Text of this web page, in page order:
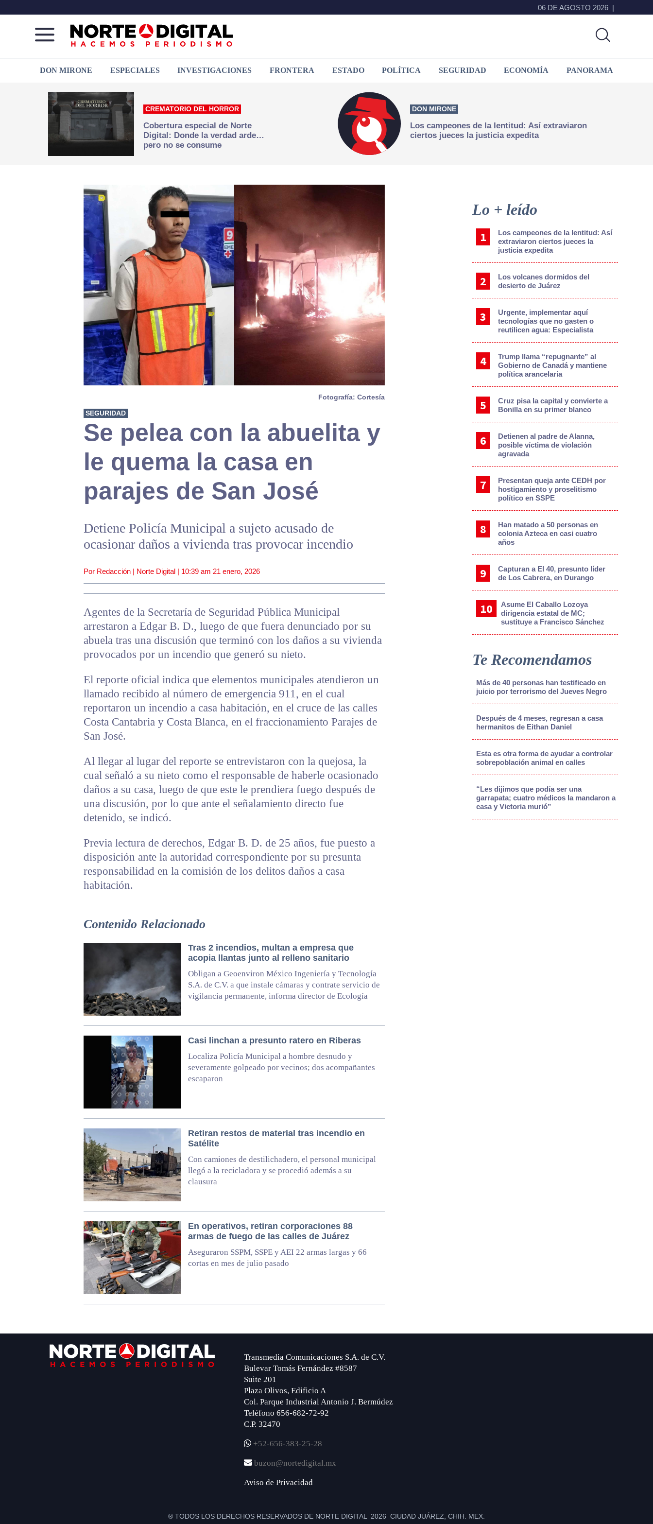
06 DE AGOSTO 2026
de
Juárez
que
hacemos periodismo
DON MIRONE ESPECIALES INVESTIGACIONES FRONTERA ESTADO POLÍTICA SEGURIDAD ECONOMÍA PANORAMA
CREMATORIO DEL HORROR
Cobertura especial de Norte
Digital: Donde la verdad arde…
pero no se consume
DON MIRONE
Los campeones de la lentitud: Así extraviaron
ciertos jueces la justicia expedita
Fotografía: Cortesía
SEGURIDAD
Se pelea con la abuelita y
le quema la casa en
parajes de San José
Detiene Policía Municipal a sujeto acusado de
ocasionar daños a vivienda tras provocar incendio
Por Redacción | Norte Digital | 10:39 am 21 enero, 2026
Agentes de la Secretaría de Seguridad Pública Municipal
arrestaron a Edgar B. D., luego de que fuera denunciado por su
abuela tras una discusión que terminó con los daños a su vivienda
provocados por un incendio que generó su nieto.
El reporte oficial indica que elementos municipales atendieron un
llamado recibido al número de emergencia 911, en el cual
reportaron un incendio a casa habitación, en el cruce de las calles
Costa Cantabria y Costa Blanca, en el fraccionamiento Parajes de
San José.
Al llegar al lugar del reporte se entrevistaron con la quejosa, la
cual señaló a su nieto como el responsable de haberle ocasionado
daños a su casa, luego de que este le prendiera fuego después de
una discusión, por lo que ante el señalamiento directo fue
detenido, se indicó.
Previa lectura de derechos, Edgar B. D. de 25 años, fue puesto a
disposición ante la autoridad correspondiente por su presunta
responsabilidad en la comisión de los delitos daños a casa
habitación.
Contenido Relacionado
Tras 2 incendios, multan a empresa que
acopia llantas junto al relleno sanitario
Obligan a Geoenviron México Ingeniería y Tecnología
S.A. de C.V. a que instale cámaras y contrate servicio de
vigilancia permanente, informa director de Ecología
Casi linchan a presunto ratero en Riberas
Localiza Policía Municipal a hombre desnudo y
severamente golpeado por vecinos; dos acompañantes
escaparon
Retiran restos de material tras incendio en
Satélite
Con camiones de destilichadero, el personal municipal
llegó a la recicladora y se procedió además a su
clausura
En operativos, retiran corporaciones 88
armas de fuego de las calles de Juárez
Aseguraron SSPM, SSPE y AEI 22 armas largas y 66
cortas en mes de julio pasado
Sidebar
Lo + leído
Los campeones de la lentitud: Así
extraviaron ciertos jueces la
justicia expedita
Los volcanes dormidos del
desierto de Juárez
Urgente, implementar aquí
tecnologías que no gasten o
reutilicen agua: Especialista
Trump llama “repugnante” al
Gobierno de Canadá y mantiene
política arancelaria
Cruz pisa la capital y convierte a
Bonilla en su primer blanco
Detienen al padre de Alanna,
posible víctima de violación
agravada
Presentan queja ante CEDH por
hostigamiento y proselitismo
político en SSPE
Han matado a 50 personas en
colonia Azteca en casi cuatro
años
Capturan a El 40, presunto líder
de Los Cabrera, en Durango
Asume El Caballo Lozoya
dirigencia estatal de MC;
sustituye a Francisco Sánchez
Te Recomendamos
Más de 40 personas han testificado en
juicio por terrorismo del Jueves Negro
Después de 4 meses, regresan a casa
hermanitos de Eithan Daniel
Esta es otra forma de ayudar a controlar
sobrepoblación animal en calles
“Les dijimos que podía ser una
garrapata; cuatro médicos la mandaron a
casa y Victoria murió”
Transmedia Comunicaciones S.A. de C.V.
Bulevar Tomás Fernández #8587
Suite 201
Plaza Olivos, Edificio A
Col. Parque Industrial Antonio J. Bermúdez
Teléfono 656-682-72-92
C.P. 32470
+52-656-383-25-28
buzon@nortedigital.mx
Aviso de Privacidad
® TODOS LOS DERECHOS RESERVADOS DE NORTE DIGITAL 2026 CIUDAD JUÁREZ, CHIH. MEX.